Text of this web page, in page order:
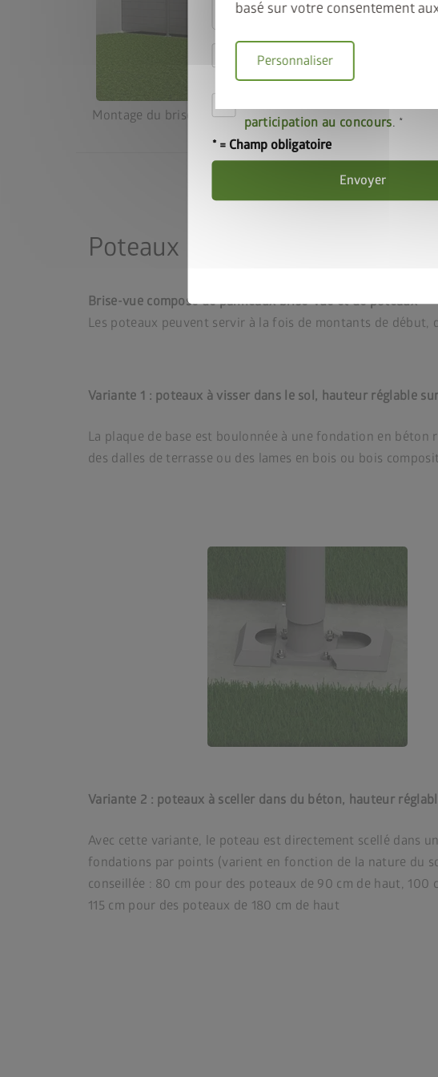
basé sur votre consentement
Personnaliser
Montage du brise-vue contre un mur de maison
Poteaux
Brise-vue composé de panneaux brise-vue et de poteaux
Les poteaux peuvent servir à la fois de montants de
Variante 1 : poteaux à visser dans le sol, hauteur réglable
La plaque de base est boulonnée à une fondation en béton
des dalles de terrasse ou des lames en bois ou bois
Variante 2 : poteaux à sceller dans du béton, hauteur
Avec cette variante, le poteau est directement scellé dans
fondations par points (varient en fonction de la nature du
conseillée : 80 cm pour des poteaux de 90 cm de haut, 100
115 cm pour des poteaux de 180 cm de haut
participation au concours.
* = Champ obligatoire
Envoyer